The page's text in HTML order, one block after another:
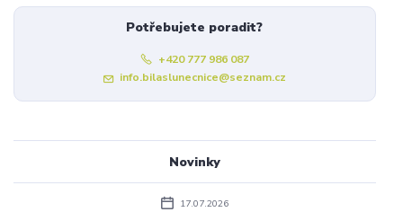
Potřebujete poradit?
+420 777 986 087
info.bilaslunecnice@seznam.cz
Novinky
17.07.2026